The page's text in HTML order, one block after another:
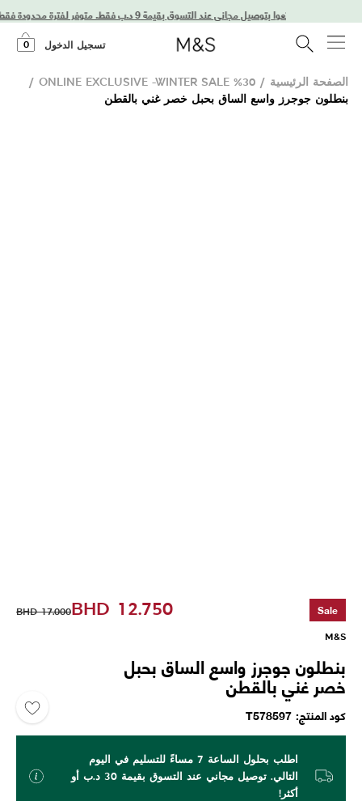
تسجيل الدخول 0
الصفحة الرئيسية /
30% ONLINE EXCLUSIVE -WINTER SALE
/
بنطلون جوجرز واسع الساق بحبل خصر غني بالقطن
Sale
BHD 12.750
BHD17.000
M&S
بنطلون جوجرز واسع الساق بحبل
خصر غني بالقطن
كود المنتج T578597
اطلب بحلول الساعة 7 مساءً للتسليم في اليوم
التالي. توصيل مجاني عند التسوق بقيمة 30 د.ب أو
أكثر!